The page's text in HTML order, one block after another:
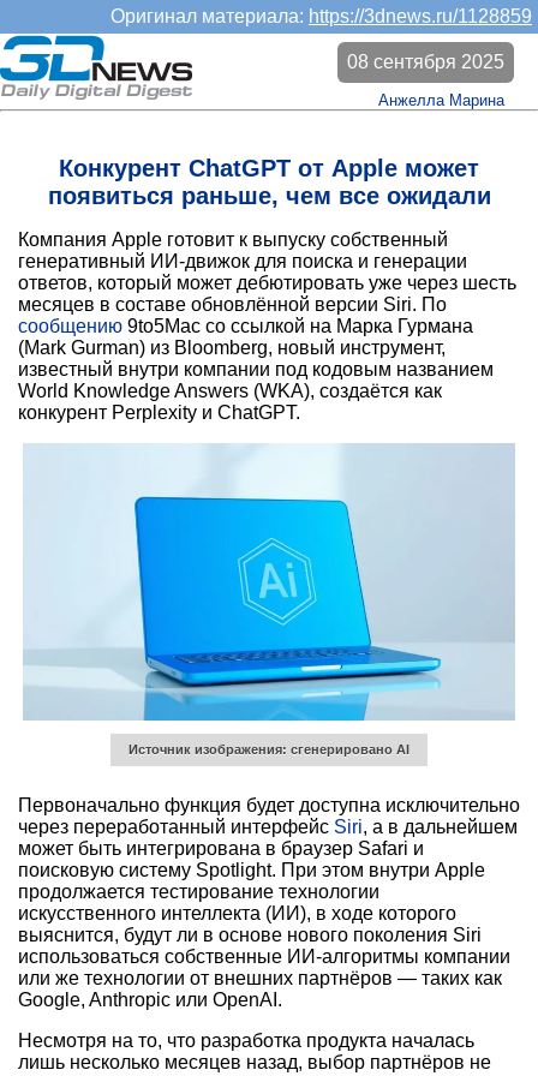
Оригинал материала: https://3dnews.ru/1128859
Конкурент ChatGPT от Apple может
появиться раньше, чем все ожидали
08 сентября 2025
Анжелла Марина
Компания Apple готовит к выпуску собственный
генеративный ИИ-движок для поиска и генерации
ответов, который может дебютировать уже через шесть
месяцев в составе обновлённой версии Siri. По
сообщению 9to5Mac со ссылкой на Марка Гурмана
(Mark Gurman) из Bloomberg, новый инструмент,
известный внутри компании под кодовым названием
World Knowledge Answers (WKA), создаётся как
конкурент Perplexity и ChatGPT.
Источник изображения: сгенерировано AI
Первоначально функция будет доступна исключительно
через переработанный интерфейс Siri, а в дальнейшем
может быть интегрирована в браузер Safari и
поисковую систему Spotlight. При этом внутри Apple
продолжается тестирование технологии
искусственного интеллекта (ИИ), в ходе которого
выяснится, будут ли в основе нового поколения Siri
использоваться собственные ИИ-алгоритмы компании
или же технологии от внешних партнёров — таких как
Google, Anthropic или OpenAI.
Несмотря на то, что разработка продукта началась
лишь несколько месяцев назад, выбор партнёров не